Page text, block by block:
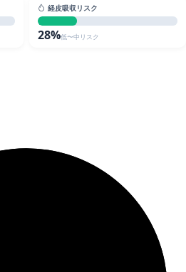
経皮吸収リスク
28%低〜中リスク